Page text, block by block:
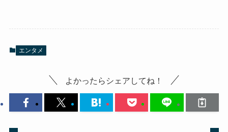
エンタメ
よかったらシェアしてね！